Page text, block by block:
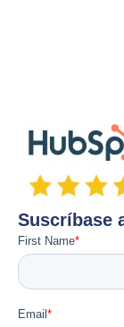
Suscríbase